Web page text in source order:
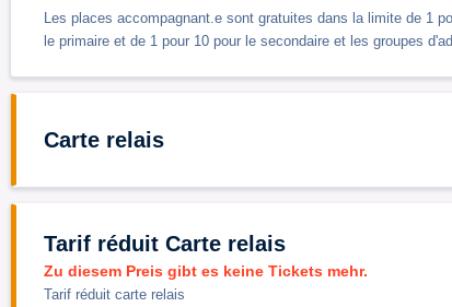
Les places accompagnant.e sont gratuites dans la limite de 1
le primaire et de 1 pour 10 pour le secondaire et les groupes
Carte relais
Tarif réduit Carte relais
Zu diesem Preis gibt es keine Tickets mehr.
Tarif réduit carte relais